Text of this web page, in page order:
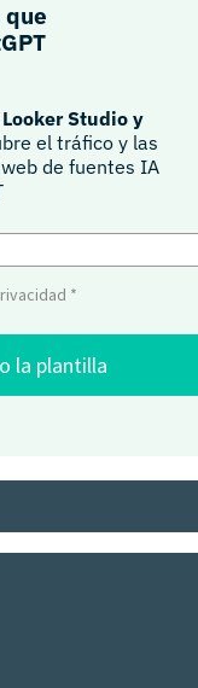
que
Studio y
el tráfico y las
de fuentes IA
*
la plantilla